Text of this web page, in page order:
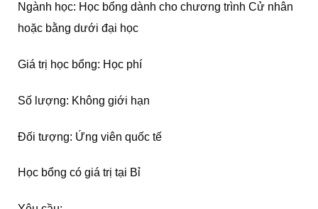
Ngành học: Học bổng dành cho chương trình Cử nhân
hoặc bằng dưới đại học
Giá trị học bổng: Học phí
Số lượng: Không giới hạn
Đối tượng: Ứng viên quốc tế
Học bổng có giá trị tại Bỉ